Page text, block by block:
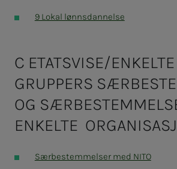
9 Lokal lønnsdannelse
C ETATSVISE/ENKELTE
GRUPPERS
OG
ENKELTE
Særbestemmelser med NITO